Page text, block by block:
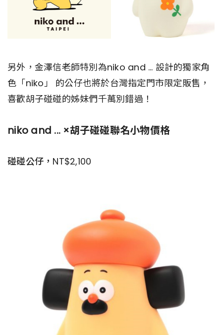
另外，金澤信老師特別為niko and … 設計的獨家角
色「niko」 的公仔也將於台灣指定門市限定販售，
喜歡胡子碰碰的姊妹們千萬別錯過！
niko and ... ×胡子碰碰聯名小物價格
碰碰公仔，NT$2,100